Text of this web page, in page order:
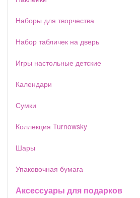
Наборы для творчества
Набор табличек на дверь
Игры настольные детские
Календари
Сумки
Коллекция Turnowsky
Шары
Упаковочная бумага
Аксессуары для подарков